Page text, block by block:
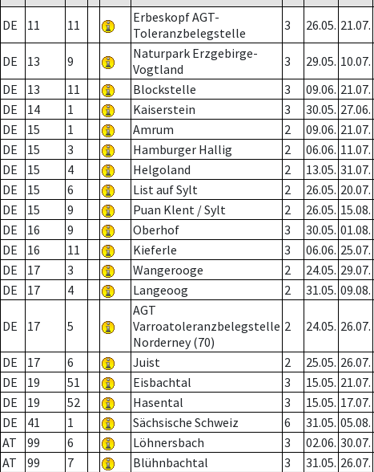
DE 11 11
Erbeskopf AGT-
Toleranzbelegstelle
3 26.05. 21.07.
DE 13 9
Naturpark Erzgebirge-
Vogtland
3 29.05. 10.07.
DE
13 11 Blockstelle 3 09.06. 21.07.
DE
14 1 Kaiserstein 3 30.05. 27.06.
DE
15 1 Amrum 2 09.06. 21.07.
DE
15 3 Hamburger Hallig 2 06.06. 11.07.
DE
15 4 Helgoland 2 13.05. 31.07.
DE
15 6 List auf Sylt 2 26.05. 20.07.
DE
15 9 Puan Klent / Sylt 2 26.05. 15.08.
DE
16 9 Oberhof 3 30.05. 01.08.
DE
16 11 Kieferle 3 06.06. 25.07.
DE
17 3 Wangerooge 2 24.05. 29.07.
DE
17 4 Langeoog 2 31.05. 09.08.
DE 17 5
AGT
Varroatoleranzbelegstelle
Norderney (70)
2 24.05. 26.07.
DE 17 6 Juist 2 25.05. 26.07.
DE
19 51 Eisbachtal 3 15.05. 21.07.
DE
19 52 Hasental 3 15.05. 17.07.
DE
41 1 Sächsische Schweiz 6 31.05. 05.08.
AT
99 6 Löhnersbach 3 02.06. 30.07.
AT
99 7 Blühnbachtal 3 31.05. 26.07.